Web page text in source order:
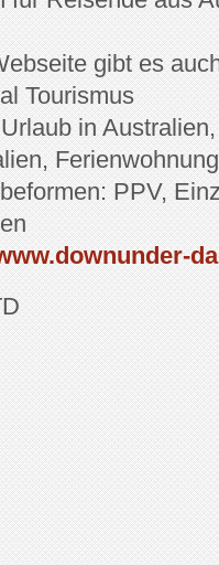
gibt es
Tourismus
in
PPV,